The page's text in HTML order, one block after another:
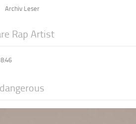
Archiv Leser
Rap Artist